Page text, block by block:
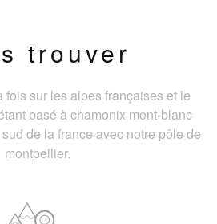
trouver
fois sur les alpes françaises et le
basé à chamonix mont-blanc
de la france avec notre pôle de
montpellier.